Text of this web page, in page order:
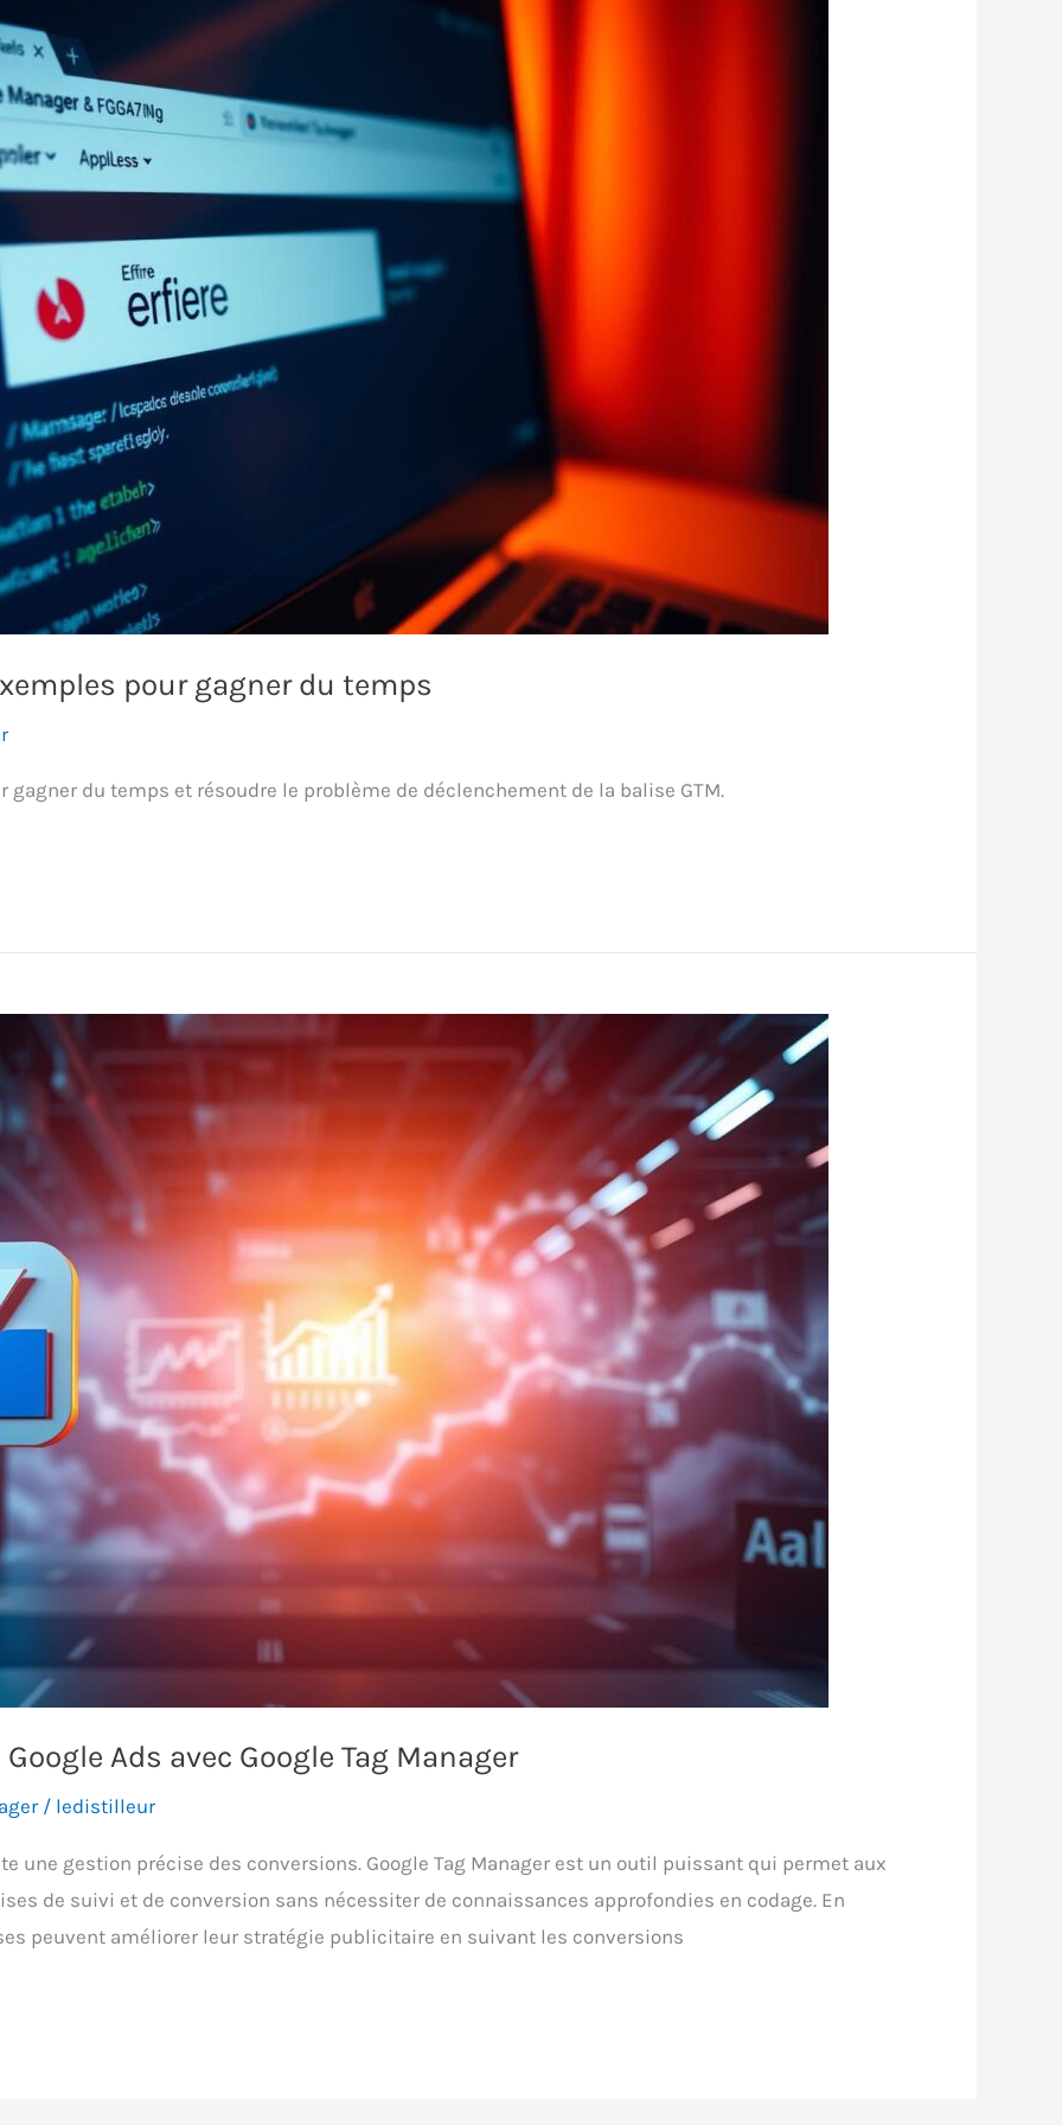
pour gagner du temps
gagner du temps et résoudre le problème de déclenchement de la balise GTM.
Ads avec Google Tag Manager
/ ledistilleur
une gestion précise des conversions. Google Tag Manager est un outil puissant qui permet aux
de suivi et de conversion sans nécessiter de connaissances approfondies en codage. En
peuvent améliorer leur stratégie publicitaire en suivant les conversions